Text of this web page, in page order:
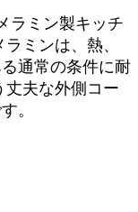
ラミン製キッチ
ミンは、熱、
通常の条件に耐
丈夫な外側コー
。